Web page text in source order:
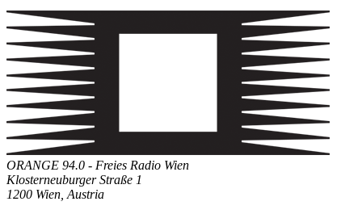
ORANGE 94.0 - Freies Radio Wien
Klosterneuburger Straße 1
1200 Wien, Austria